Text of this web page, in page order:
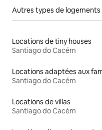
Autres types de logements
Locations de tiny houses
Santiago do Cacém
Santiago do Cacém
Locations de villas
Santiago do Cacém